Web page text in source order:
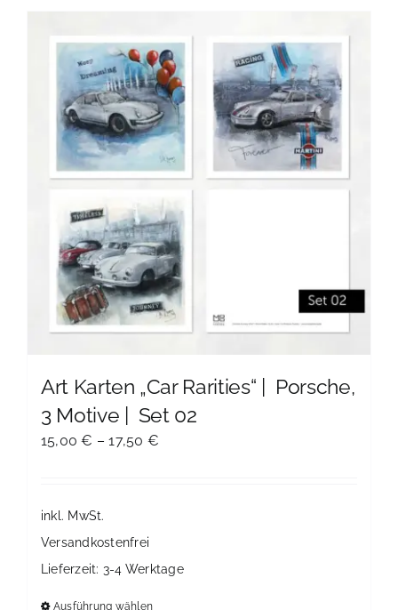
mehrere
Varianten
auf.
Die
Optionen
auf
Produktseite
gewählt
werden
Art Karten „Car Rarities“ | Porsche,
3 Motive | Set 02
15,00€ –17,50 €
inkl. MwSt.
Versandkostenfrei
Lieferzeit: 3-4 Werktage
Ausführung wählen